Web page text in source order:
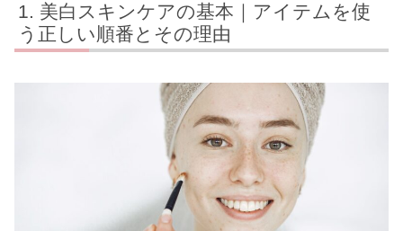
美白スキンケアの基本｜アイテムを使
う正しい順番とその理由